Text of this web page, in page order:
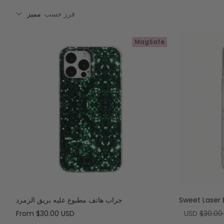
فرز حسب مميز
السعر$30.00
MagSafe
جراب هاتف مطبوع عليه بريق الزمرد
السعر
From $30.00 USD